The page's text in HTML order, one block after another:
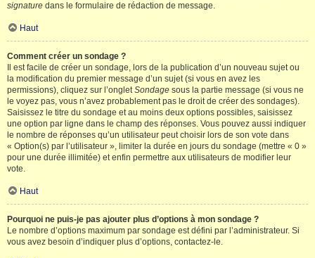
signature dans le formulaire de rédaction de message.
Haut
Comment créer un sondage ?
Il est facile de créer un sondage, lors de la publication d’un nouveau sujet ou
la modification du premier message d’un sujet (si vous en avez les
permissions), cliquez sur l’ongletSondage sous la partie message (si vous ne
le voyez pas, vous n’avez probablement pas le droit de créer des sondages).
Saisissez le titre du sondage et au moins deux options possibles, saisissez
une option par ligne dans le champ des réponses. Vous pouvez aussi indiquer
le nombre de réponses qu’un utilisateur peut choisir lors de son vote dans
« Option(s) par l’utilisateur », limiter la durée en jours du sondage (mettre « 0 »
pour une durée illimitée) et enfin permettre aux utilisateurs de modifier leur
vote.
Haut
Pourquoi ne puis-je pas ajouter plus d’options à mon sondage ?
Le nombre d’options maximum par sondage est défini par l’administrateur. Si
vous avez besoin d’indiquer plus d’options, contactez-le.